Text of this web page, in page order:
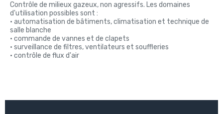
Contrôle de milieux gazeux, non agressifs. Les domaines
d'utilisation possibles sont :
• automatisation de bâtiments, climatisation et technique de
salle blanche
• commande de vannes et de clapets
• surveillance de filtres, ventilateurs et souffleries
• contrôle de flux d'air